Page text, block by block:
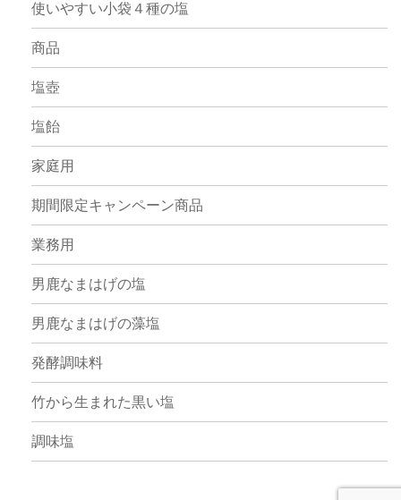
使いやすい小袋４種の塩
商品
塩壺
塩飴
家庭用
期間限定キャンペーン商品
業務用
男鹿なまはげの塩
男鹿なまはげの藻塩
発酵調味料
竹から生まれた黒い塩
調味塩